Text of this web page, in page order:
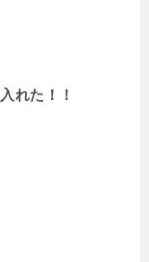
れた！！